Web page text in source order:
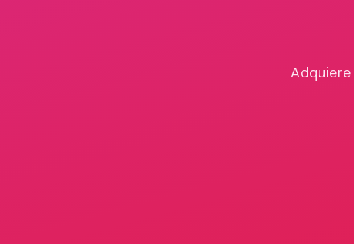
Adquiere